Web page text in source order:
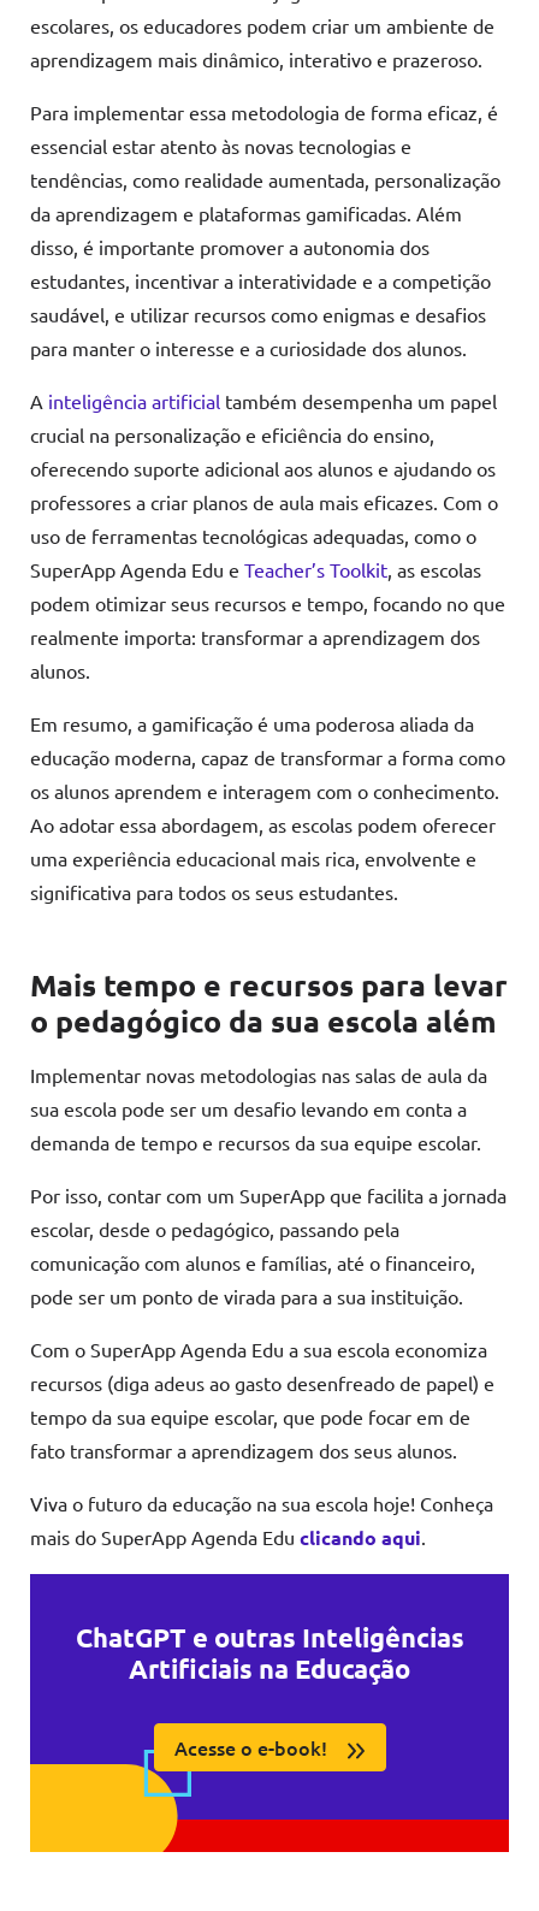
escolares, os educadores podem criar um ambiente de
aprendizagem mais dinâmico, interativo e prazeroso.
Para implementar essa metodologia de forma eficaz, é
essencial estar atento às novas tecnologias e
tendências, como realidade aumentada, personalização
da aprendizagem e plataformas gamificadas. Além
disso, é importante promover a autonomia dos
estudantes, incentivar a interatividade e a competição
saudável, e utilizar recursos como enigmas e desafios
para manter o interesse e a curiosidade dos alunos.
A inteligência artificial também desempenha um papel
crucial na personalização e eficiência do ensino,
oferecendo suporte adicional aos alunos e ajudando os
professores a criar planos de aula mais eficazes. Com o
uso de ferramentas tecnológicas adequadas, como o
SuperApp Agenda Edu e Teacher’s Toolkit, as escolas
podem otimizar seus recursos e tempo, focando no que
realmente importa: transformar a aprendizagem dos
alunos.
Em resumo, a gamificação é uma poderosa aliada da
educação moderna, capaz de transformar a forma como
os alunos aprendem e interagem com o conhecimento.
Ao adotar essa abordagem, as escolas podem oferecer
uma experiência educacional mais rica, envolvente e
significativa para todos os seus estudantes.
Mais tempo e recursos para levar
o pedagógico da sua escola além
Implementar novas metodologias nas salas de aula da
sua escola pode ser um desafio levando em conta a
demanda de tempo e recursos da sua equipe escolar.
Por isso, contar com um SuperApp que facilita a jornada
escolar, desde o pedagógico, passando pela
comunicação com alunos e famílias, até o financeiro,
pode ser um ponto de virada para a sua instituição.
Com o SuperApp Agenda Edu a sua escola economiza
recursos (diga adeus ao gasto desenfreado de papel) e
tempo da sua equipe escolar, que pode focar em de
fato transformar a aprendizagem dos seus alunos.
Viva o futuro da educação na sua escola hoje! Conheça
mais do SuperApp Agenda Edu clicando aqui.
ChatGPT e outras Inteligências
Artificiais na Educação
Acesse o e-book!